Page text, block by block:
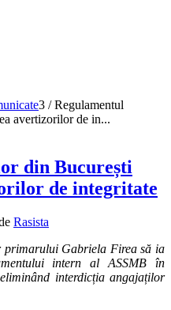
3 / Regulamentul
avertizorilor de in...
din București
de integritate
Rasista
primarului Gabriela Firea să ia
intern al ASSMB în
interdicția angajaților